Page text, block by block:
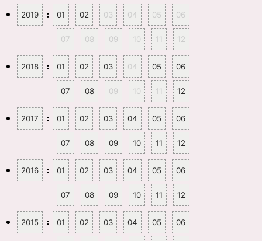
2019 : 01 02 03 04 05 06
07 08 09 10 11 12
2018 : 01 02 03 04 05 06
07 08 09 10 11 12
2017 : 01 02 03 04 05 06
07 08 09 10 11 12
2016 : 01 02 03 04 05 06
07 08 09 10 11 12
2015 : 01 02 03 04 05 06